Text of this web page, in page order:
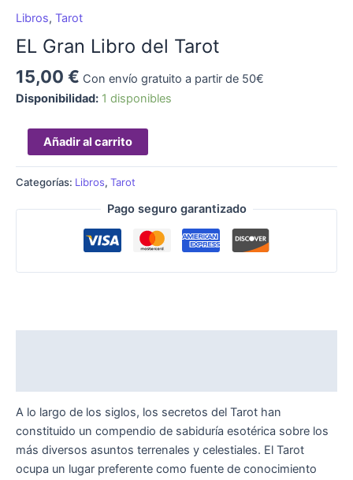
Libros, Tarot
EL Gran Libro del Tarot
15,00 € Con envío gratuito a partir de 50€
Disponibilidad: 1 disponibles
Añadir al carrito
Categorías: Libros, Tarot
Pago seguro garantizado
A lo largo de los siglos, los secretos del Tarot han
constituido un compendio de sabiduría esotérica sobre los
más diversos asuntos terrenales y celestiales. El Tarot
ocupa un lugar preferente como fuente de conocimiento